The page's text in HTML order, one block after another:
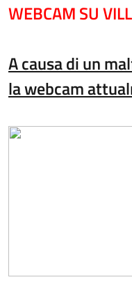
WEBCAM SU
A causa di un
la webcam